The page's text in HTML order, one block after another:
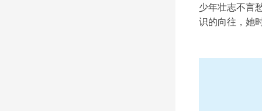
少年壮志不言
识的向往，她